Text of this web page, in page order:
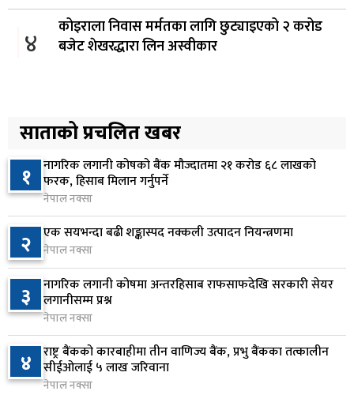
४
कोइराला निवास मर्मतका लागि छुट्याइएको २ करोड
बजेट शेखरद्धारा लिन अस्वीकार
५
ठक्कर दिँदा किशोरको मृत्यु
१ दिन अघि
६
प्रतिनिधिसभा बैठक बस्दै , पाँच विधेयक र प्रतिवेदन
प्रस्तुत हुने
१ दिन अघि
७
आज बस्ने भनिएको राष्ट्रिय सभाको बैठक बुधबारका लागि
सर्‍यो
१ दिन अघि
८
वीरगञ्जमा ट्यांकरको सिल खोलेर तेल निकाल्ने सात जना
रंगेहात पक्राउ
१ दिन अघि
साताको प्रचलित खबर
१ नागरिक लगानी कोषको बैंक मौज्दातमा २१ करोड ६८ लाखको
फरक, हिसाब मिलान गर्नुपर्ने
नेपाल नक्सा
२ एक सयभन्दा बढी शङ्कास्पद नक्कली उत्पादन नियन्त्रणमा
नेपाल नक्सा
३ नागरिक लगानी कोषमा अन्तरहिसाब राफसाफदेखि सरकारी सेयर
लगानीसम्म प्रश्न
नेपाल नक्सा
४ राष्ट्र बैंकको कारबाहीमा तीन वाणिज्य बैंक, प्रभु बैंकका तत्कालीन
सीईओलाई ५ लाख जरिवाना
नेपाल नक्सा